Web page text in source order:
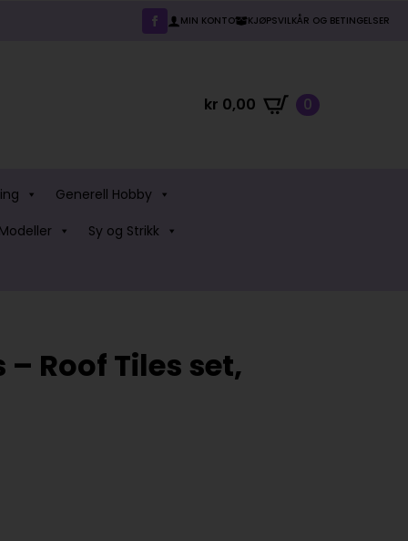
MIN KONTO KJØPSVILKÅR OG BETINGELSER
kr 0,00 0
Generell Hobby
Sy og Strikk
Roof Tiles set,